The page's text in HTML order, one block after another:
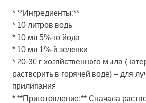
* **Ингредиенты:**
* 10 литров воды
* 10 мл 5%-го йода
* 10 мл 1%-й зеленки
* 20-30 г хозяйственного мыла
растворить в горячей воде) – для
прилипания
* **Приготовление:** Сначала